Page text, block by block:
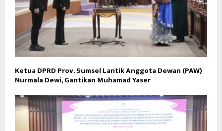
Ketua DPRD Prov. Sumsel Lantik Anggota Dewan (PAW)
Nurmala Dewi, Gantikan Muhamad Yaser